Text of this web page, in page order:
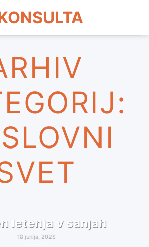
letenja v sanjah
18 junija, 2026